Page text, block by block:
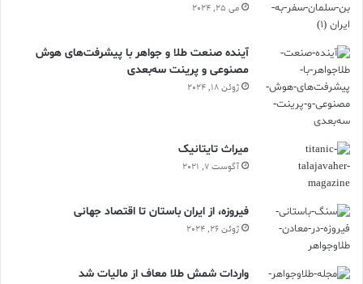
می 25, 2024
آینده صنعت طلا و جواهر با پیشرفت‌های هوش
مصنوعی و پرینت سه‌بعدی
ژوئن 18, 2024
ميراث تايتانيک
آگوست 7, 2021
فیروزه، از ایران باستان تا اقتصاد جهانی
ژوئن 26, 2024
واردات شمش طلا معاف از مالیات شد